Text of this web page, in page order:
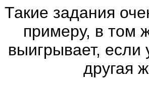
Такие задания
примеру, в том
выигрывает,
другая